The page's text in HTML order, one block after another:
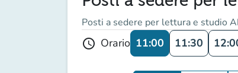
Posti a sedere per lettura e studio
schedule Orario 11:00 11:30